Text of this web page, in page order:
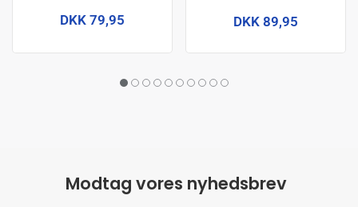
DKK 79,95 DKK 89,95
Modtag vores nyhedsbrev